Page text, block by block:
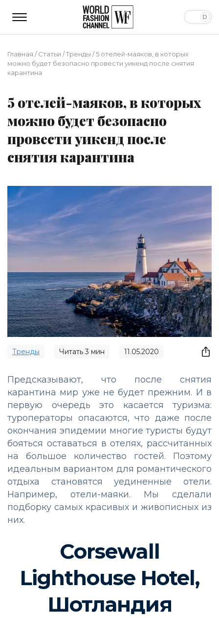
Главная /Статьи /Тренды /5 отелей-маяков, в которых
можно будет безопасно провести уикенд после снятия
карантина
5 отелей-маяков, в которых
можно будет безопасно
провести уикенд после
снятия карантина
Тренды Читать3 мин 11.05.2020
Предсказывают, что после снятия
карантина мир уже не будет прежним. И в
первую очередь это касается туризма:
туроператоры опасаются, что даже после
окончания эпидемии многие туристы будут
бояться оставаться в отелях, рассчитанных
на большое количество гостей. Поэтому
идеальным вариантом для романтического
отдыха становятся уединенные отели.
Например, отели-маяки. Мы сделали
подборку самых красивых и живописных из
них.
Corsewall
Lighthouse Hotel,
Шотландия